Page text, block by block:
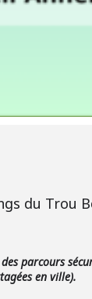
du Trou
parcours
en ville).